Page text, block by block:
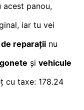
acest panou,
iar tu vei
reparații nu
și vehicule
cu taxe: 178.24